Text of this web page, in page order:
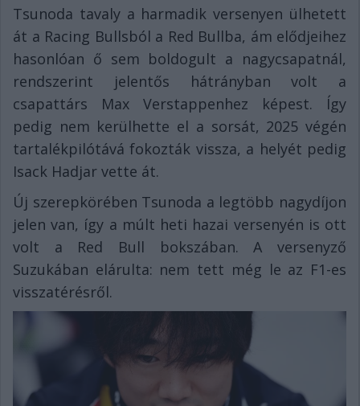
Tsunoda tavaly a harmadik versenyen ülhetett
át a Racing Bullsból a Red Bullba, ám elődjeihez
hasonlóan ő sem boldogult a nagycsapatnál,
rendszerint jelentős hátrányban volt a
csapattárs Max Verstappenhez képest. Így
pedig nem kerülhette el a sorsát, 2025 végén
tartalékpilótává fokozták vissza, a helyét pedig
Isack Hadjar vette át.
Új szerepkörében Tsunoda a legtöbb nagydíjon
jelen van, így a múlt heti hazai versenyén is ott
volt a Red Bull bokszában. A versenyző
Suzukában elárulta: nem tett még le az F1-es
visszatérésről.